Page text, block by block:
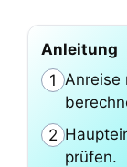
Anleitung
1 Anreise
2
prüfen.